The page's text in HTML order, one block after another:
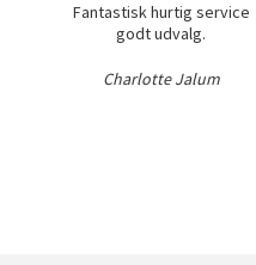
Fantastisk hurtig service
godt udvalg.
Charlotte Jalum